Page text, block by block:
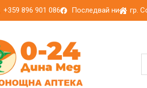
+359 896 901 086 Последвай ни гр.